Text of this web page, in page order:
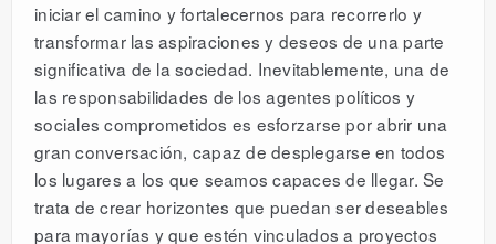
iniciar el camino y fortalecernos para recorrerlo y
transformar las aspiraciones y deseos de una parte
significativa de la sociedad. Inevitablemente, una de
las responsabilidades de los agentes políticos y
sociales comprometidos es esforzarse por abrir una
gran conversación, capaz de desplegarse en todos
los lugares a los que seamos capaces de llegar. Se
trata de crear horizontes que puedan ser deseables
para mayorías y que estén vinculados a proyectos